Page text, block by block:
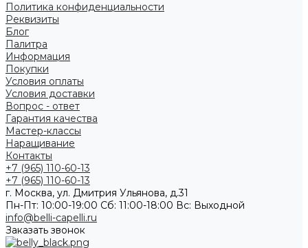
Политика конфиденциальности
Реквизиты
Блог
Палитра
Информация
Покупки
Условия оплаты
Условия доставки
Вопрос - ответ
Гарантия качества
Мастер-классы
Наращивание
Контакты
+7 (965) 110-60-13
+7 (965) 110-60-13
г. Москва, ул. Дмитрия Ульянова, д.31
Пн-Пт: 10:00-19:00 Cб: 11:00-18:00 Вс: Выходной
info@belli-capelli.ru
Заказать звонок